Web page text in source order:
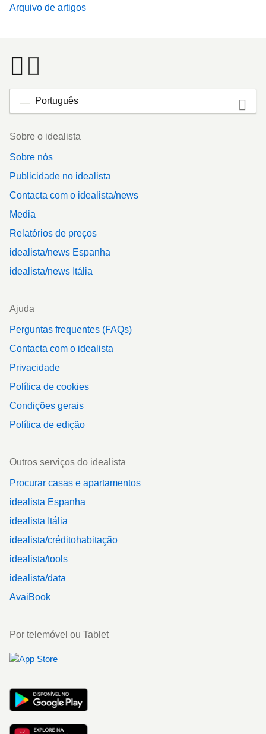
Arquivo de artigos
Português
Footer
Sobre o idealista
Sobre nós
Publicidade no idealista
Contacta com o idealista/news
Media
Relatórios de preços
idealista/news Espanha
idealista/news Itália
Ajuda
Perguntas frequentes (FAQs)
Contacta com o idealista
Privacidade
Política de cookies
Condições gerais
Política de edição
Outros serviços do idealista
Procurar casas e apartamentos
idealista Espanha
idealista Itália
idealista/créditohabitação
idealista/tools
idealista/data
AvaiBook
Por telemóvel ou Tablet